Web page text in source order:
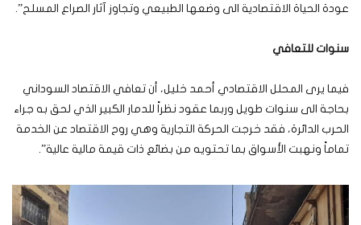
عودة الحياة الاقتصادية الى وضعها الطبيعي وتجاوز آثار الصراع المسلح”.
سنوات للتعافي
فيما يرى المحلل الاقتصادي أحمد خليل، أن تعافي الاقتصاد السوداني
بحاجة الى سنوات طويل وربما عقود نظراً للدمار الكبير الذي لحق به جراء
الحرب الدائرة، فقد خرجت الحركة التجارية وهي روح الاقتصاد عن الخدمة
تماماً ونهبت الأسواق بما تحتويه من بضائع ذات قيمة مالية عالية”.